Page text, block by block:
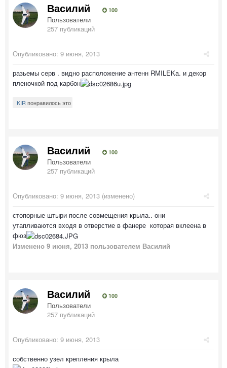
Василий 100
Пользователи
257 публикаций
Опубликовано: 9 июня, 2013
разьемы серв . видно расположение антенн RMILEKa. и декор
пленочкой под карбон
KIR понравилось это
Василий 100
Пользователи
257 публикаций
Опубликовано: 9 июня, 2013 (изменено)
стопорные штыри после совмещения крыла.. они
утапливаются входя в отверстие в фанере которая вклеена в
фюз
Изменено 9 июня, 2013 пользователем Василий
Василий 100
Пользователи
257 публикаций
Опубликовано: 9 июня, 2013
собственно узел крепления крыла